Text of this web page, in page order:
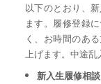
以下のとおり、
ます。履修登録
く、お時間のあ
上げます。中途乱
新入生履修相